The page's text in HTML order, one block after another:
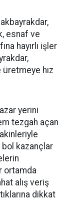
esnaf ve
hayırlı işler
hız
yerini
tezgah açan
bol kazançlar
ortamda
alış veriş
dikkat